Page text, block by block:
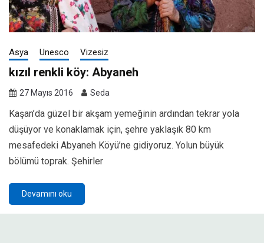
Asya Unesco Vizesiz
kızıl renkli köy: Abyaneh
27 Mayıs 2016 Seda
Kaşan’da güzel bir akşam yemeğinin ardından tekrar yola
düşüyor ve konaklamak için, şehre yaklaşık 80 km
mesafedeki Abyaneh Köyü’ne gidiyoruz. Yolun büyük
bölümü toprak. Şehirler
Devamını oku